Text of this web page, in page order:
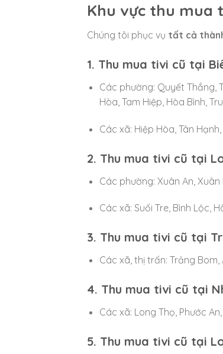
Khu vực thu mua
Chúng tôi phục vụ tất cả
1. Thu mua tivi cũ tại
Các phường: Quyết Thắng,
Hòa, Tam Hiệp, Hòa Bình,
Các xã: Hiệp Hòa, Tân
2. Thu mua tivi cũ tại
Các phường: Xuân An,
Các xã: Suối Tre, Bình Lộc,
3. Thu mua tivi cũ tại
Các xã, thị trấn: Trảng Bom,
4. Thu mua tivi cũ tại
Các xã: Long Thọ, Phước
5. Thu mua tivi cũ tại